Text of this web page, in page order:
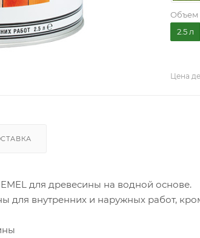
Объем
2.5 л
Цена
для древесины на водной основе.
для внутренних и наружных работ,